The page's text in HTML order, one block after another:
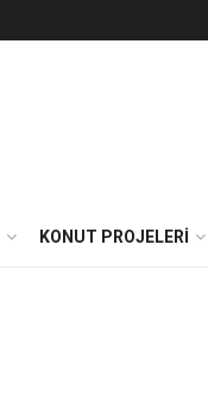
KONUT PROJELERI